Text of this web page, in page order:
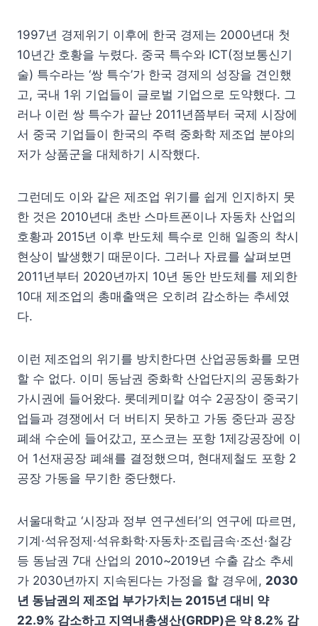
1997년 경제위기 이후에 한국 경제는 2000년대 첫
10년간 호황을 누렸다. 중국 특수와 ICT(정보통신기
술) 특수라는 ‘쌍 특수’가 한국 경제의 성장을 견인했
고, 국내 1위 기업들이 글로벌 기업으로 도약했다. 그
러나 이런 쌍 특수가 끝난 2011년쯤부터 국제 시장에
서 중국 기업들이 한국의 주력 중화학 제조업 분야의
저가 상품군을 대체하기 시작했다.
그런데도 이와 같은 제조업 위기를 쉽게 인지하지 못
한 것은 2010년대 초반 스마트폰이나 자동차 산업의
호황과 2015년 이후 반도체 특수로 인해 일종의 착시
현상이 발생했기 때문이다. 그러나 자료를 살펴보면
2011년부터 2020년까지 10년 동안 반도체를 제외한
10대 제조업의 총매출액은 오히려 감소하는 추세였
다.
이런 제조업의 위기를 방치한다면 산업공동화를 모면
할 수 없다. 이미 동남권 중화학 산업단지의 공동화가
가시권에 들어왔다. 롯데케미칼 여수 2공장이 중국기
업들과 경쟁에서 더 버티지 못하고 가동 중단과 공장
폐쇄 수순에 들어갔고, 포스코는 포항 1제강공장에 이
어 1선재공장 폐쇄를 결정했으며, 현대제철도 포항 2
공장 가동을 무기한 중단했다.
서울대학교 ‘시장과 정부 연구센터’의 연구에 따르면,
기계·석유정제·석유화학·자동차·조립금속·조선·철강
등 동남권 7대 산업의 2010~2019년 수출 감소 추세
가 2030년까지 지속된다는 가정을 할 경우에, 2030
년 동남권의 제조업 부가가치는 2015년 대비 약
22.9% 감소하고 지역내총생산(GRDP)은 약 8.2% 감